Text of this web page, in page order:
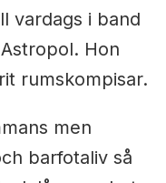
vardags i band
Hon
rumskompisar.
men
barfotaliv så